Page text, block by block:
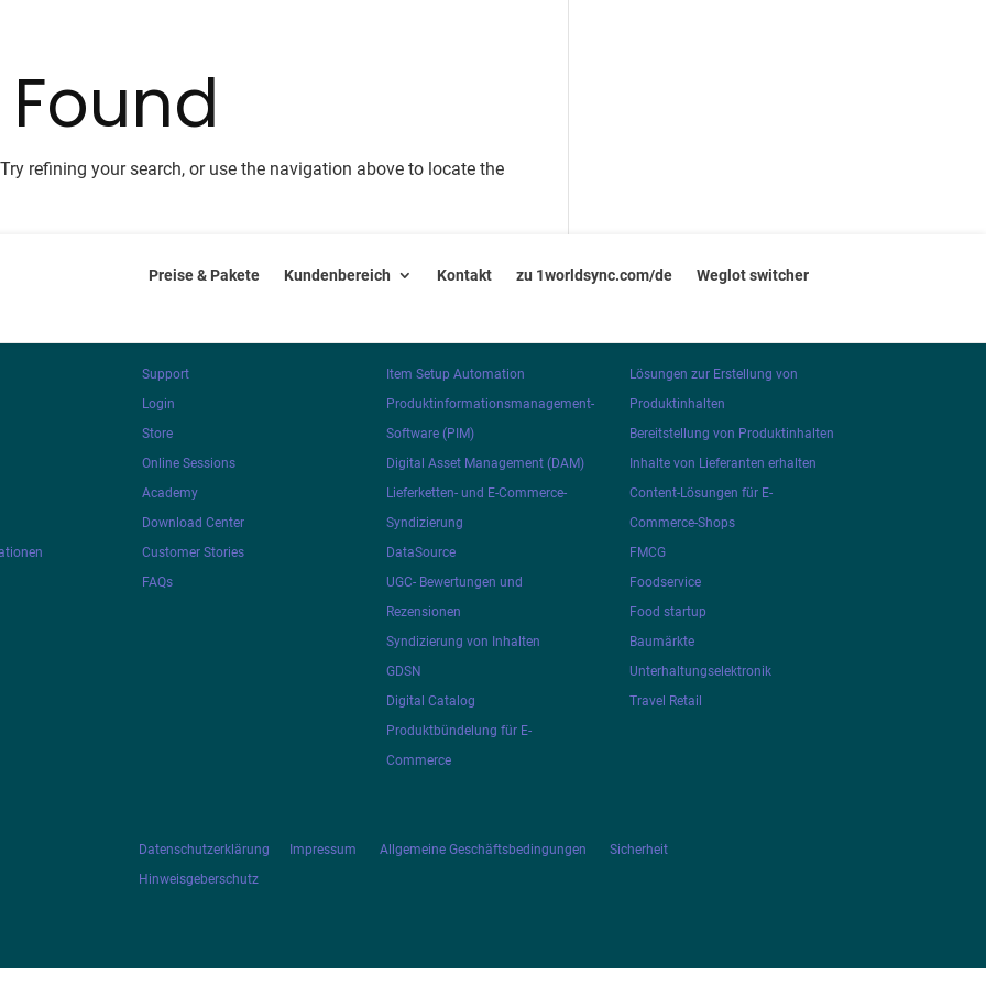
Preise & Pakete Kundenbereich Kontakt zu 1worldsync.com/de Weglot switcher
refining your search, or use the navigation above to locate the
Support
Login
Store
Online Sessions
Academy
Download Center
Customer Stories
FAQs
Item Setup Automation
Produktinformationsmanagement-
Software (PIM)
Digital Asset Management (DAM)
Lieferketten- und E-Commerce-
Syndizierung
DataSource
UGC- Bewertungen und
Rezensionen
Syndizierung von Inhalten
GDSN
Digital Catalog
Produktbündelung für E-
Commerce
Lösungen zur Erstellung von
Produktinhalten
Bereitstellung von Produktinhalten
Inhalte von Lieferanten erhalten
Content-Lösungen für E-
Commerce-Shops
FMCG
Foodservice
Food startup
Baumärkte
Unterhaltungselektronik
Travel Retail
Datenschutzerklärung Impressum Allgemeine GeschäftsbedingungenSicherheit
Hinweisgeberschutz